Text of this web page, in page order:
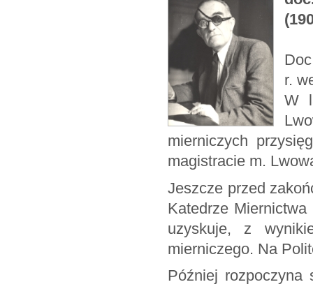
r.
W
mierniczych
magistracie m.
Jeszcze przed
Katedrze
uzyskuje, z
mierniczego. Na
Później rozpoczyna